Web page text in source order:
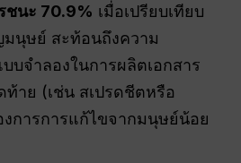
ชนะ 70.9% เมื่อเปรียบเทียบ
มนุษย์ สะท้อนถึงความ
บจำลองในการผลิตเอกสาร
าย (เช่น สเปรดชีตหรือ
การการแก้ไขจากมนุษย์น้อย